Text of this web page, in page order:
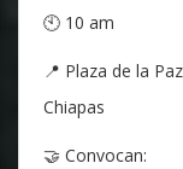
🕙 10 am
📍 Plaza de la
Chiapas
🤝 Convocan: